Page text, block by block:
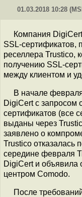
01.03.2018 10:28
Компания
SSL-сертификатов,
реселлера Trustico,
получению SSL-
между клиентом и
В начале
DigiCert с запросом
сертификатов (все
выданы через
заявлено о
Trustico отказалась
середине февраля
DigiCert и объявила
центром Comodo.
После